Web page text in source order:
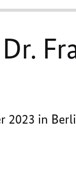
2023 in